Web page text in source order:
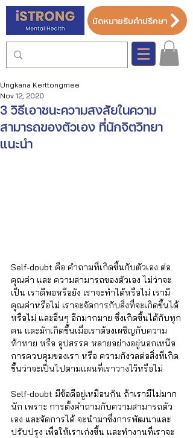
นัดหมายรับคำปรึกษา
3 วิธีเอาชนะความสงสัยในความ
สามารถของตัวเอง ที่นักจิตวิทยา
แนะนำ
Ungkana Kerttongmee
Nov 12, 2020
Self-doubt คือ คำถามที่เกิดขึ้นกับตัวเอง ต่อ
คุณค่า และ ความสามารถของตัวเอง ไม่ว่าจะ
เป็น เราดีพอหรือยัง เราจะทำได้หรือไม่ เรามี
คุณค่าหรือไม่ เราจะจัดการกับสิ่งที่จะเกิดขึ้นได้
หรือไม่ และอื่นๆ อีกมากมาย ซึ่งเกิดขึ้นได้กับทุก
คน และมักเกิดขึ้นเมื่อเราต้องเผชิญกับความ
ท้าทาย หรือ อุปสรรค หลายอย่างอยู่นอกเหนือ
การควบคุมของเรา หรือ ความกังวลต่อสิ่งที่เกิด
ขึ้นว่าจะเป็นไปตามแผนที่เราวางไว้หรือไม่
Self-doubt มีข้อดีอยู่เหมือนกัน ถ้าเรามีไม่มาก
นัก เพราะ การตั้งคำถามกับความสามารถตัว
เอง และจัดการได้ จะนำมาซึ่งการพัฒนาและ
ปรับปรุง เพื่อให้เราเก่งขึ้น และทำงานที่เราจะ